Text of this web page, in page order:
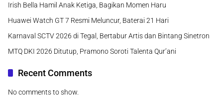
Irish Bella Hamil Anak Ketiga, Bagikan Momen Haru
Huawei Watch GT 7 Resmi Meluncur, Baterai 21 Hari
Karnaval SCTV 2026 di Tegal, Bertabur Artis dan Bintang Sinetron
MTQ DKI 2026 Ditutup, Pramono Soroti Talenta Qur’ani
Recent Comments
No comments to show.